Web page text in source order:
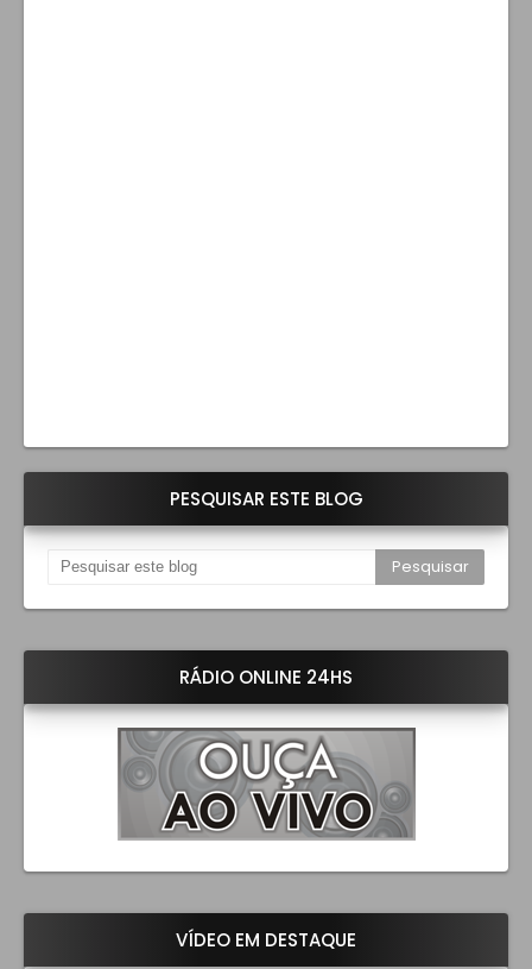
PESQUISAR ESTE BLOG
RÁDIO ONLINE 24HS
VÍDEO EM DESTAQUE